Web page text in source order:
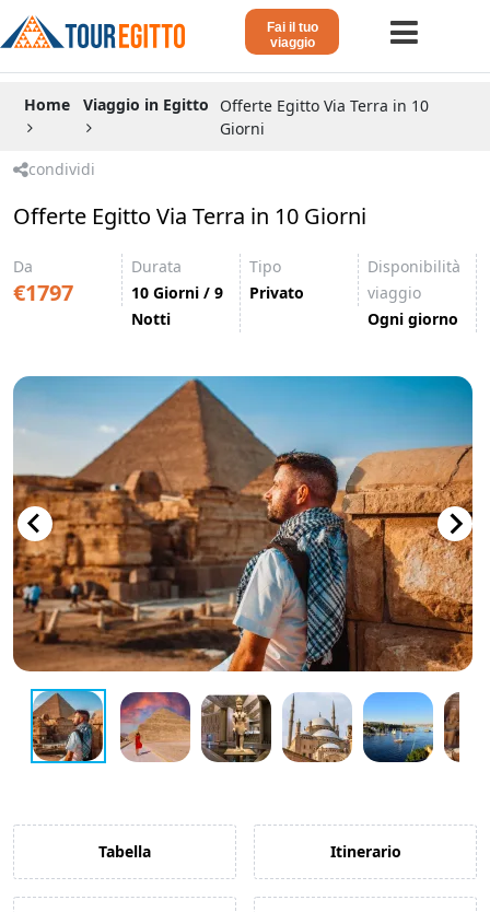
Fai il tuo
viaggio
Home
Vacanze Lusso in Egitto
Dahabeya Lusso
Agosto in Egitto
Tour Giordania
Altri
Guida di Viaggio 𓉔
Guida di Viaggio Giordania
Home Viaggio in Egitto
Offerte Egitto Via Terra in 10
Giorni
condividi
Offerte Egitto Via Terra in 10 Giorni
Da
€1797
Durata
10 Giorni / 9
Notti
Tipo
Privato
Disponibilità
viaggio
Ogni giorno
Tabella Itinerario